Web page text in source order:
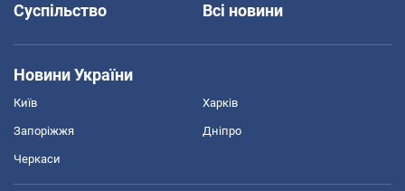
Суспільство
Всі новини
Новини України
Київ Харків
Запоріжжя Дніпро
Черкаси